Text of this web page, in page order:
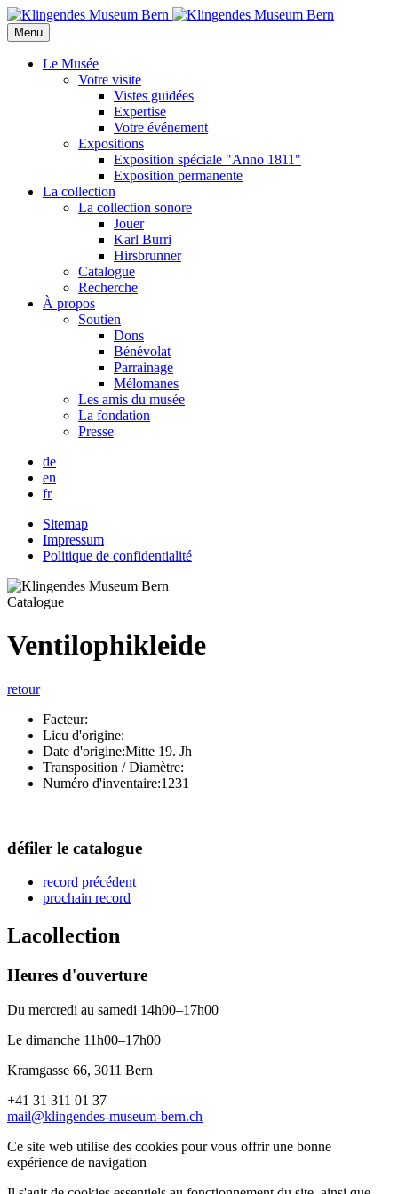
Menu
Le Musée
Votre visite
Vistes guidées
Expertise
Votre événement
Expositions
Exposition spéciale "Anno 1811"
Exposition permanente
La collection
La collection sonore
Jouer
Karl Burri
Hirsbrunner
Catalogue
Recherche
À propos
Soutien
Dons
Bénévolat
Parrainage
Mélomanes
Les amis du musée
La fondation
Presse
de
en
fr
Sitemap
Impressum
Politique de confidentialité
Catalogue
Ventilophikleide
retour
Facteur:
Lieu d'origine:
Date d'origine:Mitte 19. Jh
Transposition / Diamètre:
Numéro d'inventaire:1231
défiler le catalogue
record précédent
prochain record
Lacollection
Heures d'ouverture
Du mercredi au samedi 14h00–17h00
Le dimanche 11h00–17h00
Kramgasse 66, 3011 Bern
+41 31 311 01 37
mail@klingendes-museum-bern.ch
Ce site web utilise des cookies pour vous offrir une bonne
expérience de navigation